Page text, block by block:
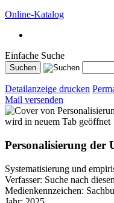
Online-Katalog
Einfache Suche
Detailanzeige drucken
Mail versenden
wird in neuem Tab geöffnet
Personalisierung der
Systematisierung und
Verfasser: Suche nach
Medienkennzeichen: